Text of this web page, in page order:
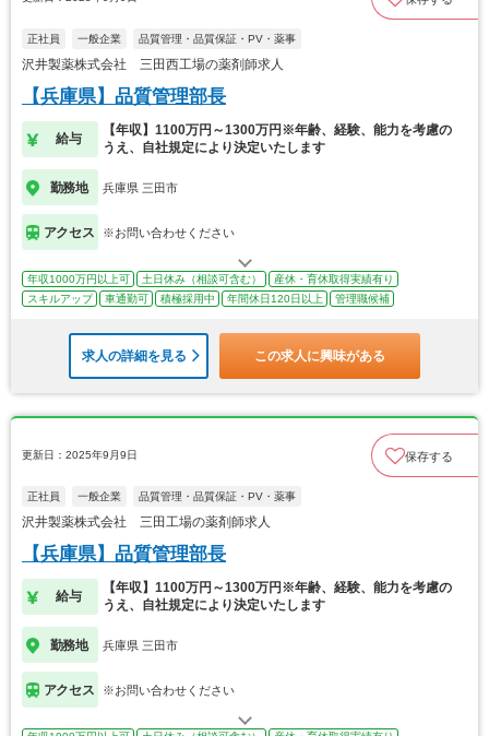
正社員 一般企業 品質管理・品質保証・PV・薬事
沢井製薬株式会社 三田西工場の薬剤師求人
【兵庫県】品質管理部長
給与
【年収】1100万円～1300万円※年齢、経験、能力を考慮の
うえ、自社規定により決定いたします
勤務地 兵庫県 三田市
アクセス ※お問い合わせください
年収1000万円以上可 土日休み（相談可含む）
産休・育休取得実績有り
スキルアップ
車通勤可 積極採用中 年間休日120日以上 管理職候補
求人の詳細を見る この求人に興味がある
更新日：2025年9月9日 保存する
正社員 一般企業 品質管理・品質保証・PV・薬事
沢井製薬株式会社 三田工場の薬剤師求人
【兵庫県】品質管理部長
給与
【年収】1100万円～1300万円※年齢、経験、能力を考慮の
うえ、自社規定により決定いたします
勤務地 兵庫県 三田市
アクセス ※お問い合わせください